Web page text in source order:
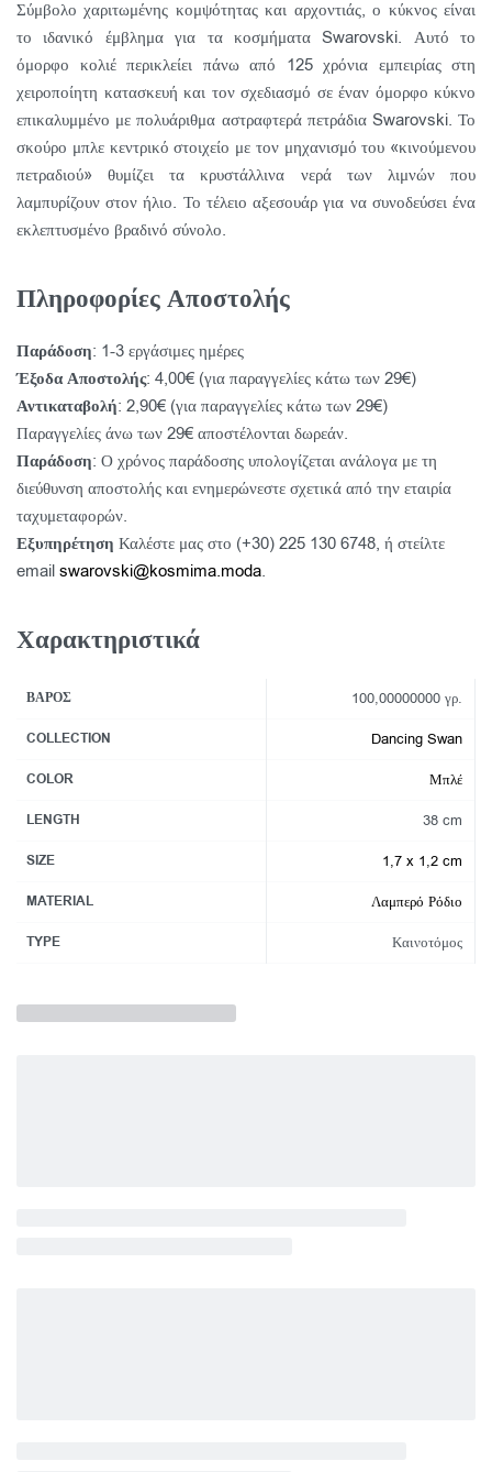
Σύμβολο χαριτωμένης κομψότητας και αρχοντιάς, ο κύκνος είναι
το ιδανικό έμβλημα για τα κοσμήματα Swarovski. Αυτό το
όμορφο κολιέ περικλείει πάνω από 125 χρόνια εμπειρίας στη
χειροποίητη κατασκευή και τον σχεδιασμό σε έναν όμορφο κύκνο
επικαλυμμένο με πολυάριθμα αστραφτερά πετράδια Swarovski. Το
σκούρο μπλε κεντρικό στοιχείο με τον μηχανισμό του «κινούμενου
πετραδιού» θυμίζει τα κρυστάλλινα νερά των λιμνών που
λαμπυρίζουν στον ήλιο. Το τέλειο αξεσουάρ για να συνοδεύσει ένα
εκλεπτυσμένο βραδινό σύνολο.
Πληροφορίες Αποστολής
Παράδοση: 1-3 εργάσιμες ημέρες
Έξοδα Αποστολής: 4,00€ (για παραγγελίες κάτω των 29€)
Αντικαταβολή: 2,90€ (για παραγγελίες κάτω των 29€)
Παραγγελίες άνω των 29€ αποστέλονται δωρεάν.
Παράδοση: Ο χρόνος παράδοσης υπολογίζεται ανάλογα με τη
διεύθυνση αποστολής και ενημερώνεστε σχετικά από την εταιρία
ταχυμεταφορών.
Εξυπηρέτηση Καλέστε μας στο (+30) 225 130 6748, ή στείλτε
email swarovski@kosmima.moda.
Χαρακτηριστικά
ΒΆΡΟΣ 100,00000000 γρ.
COLLECTION Dancing Swan
COLOR Μπλέ
LENGTH 38 cm
SIZE 1,7 x 1,2 cm
MATERIAL Λαμπερό Ρόδιο
TYPE Καινοτόμος